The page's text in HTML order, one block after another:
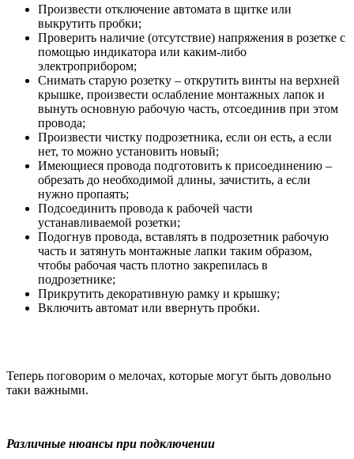
Произвести отключение автомата в щитке или
выкрутить пробки;
Проверить наличие (отсутствие) напряжения в розетке с
помощью индикатора или каким-либо
электроприбором;
Снимать старую розетку – открутить винты на верхней
крышке, произвести ослабление монтажных лапок и
вынуть основную рабочую часть, отсоединив при этом
провода;
Произвести чистку подрозетника, если он есть, а если
нет, то можно установить новый;
Имеющиеся провода подготовить к присоединению –
обрезать до необходимой длины, зачистить, а если
нужно пропаять;
Подсоединить провода к рабочей части
устанавливаемой розетки;
Подогнув провода, вставлять в подрозетник рабочую
часть и затянуть монтажные лапки таким образом,
чтобы рабочая часть плотно закрепилась в
подрозетнике;
Прикрутить декоративную рамку и крышку;
Включить автомат или ввернуть пробки.
Теперь поговорим о мелочах, которые могут быть довольно
таки важными.
Различные нюансы при подключении